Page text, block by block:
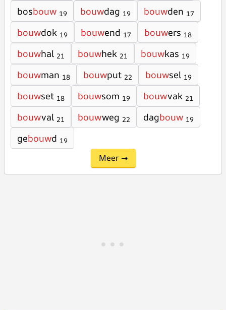
bosbouw 19 bouwdag 19 bouwden 17
bouwdok 19 bouwend 17 bouwers 18
bouwhal 21 bouwhek 21 bouwkas 19
bouwman 18 bouwput 22 bouwsel 19
bouwset 18 bouwsom 19 bouwvak 21
bouwval 21 bouwweg 22 dagbouw 19
gebouwd 19
Meer →